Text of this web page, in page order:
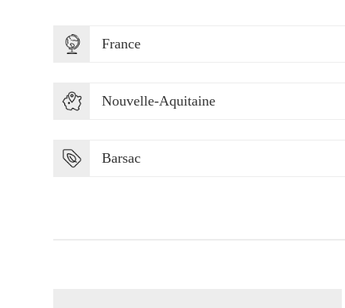
France
Nouvelle-Aquitaine
Barsac